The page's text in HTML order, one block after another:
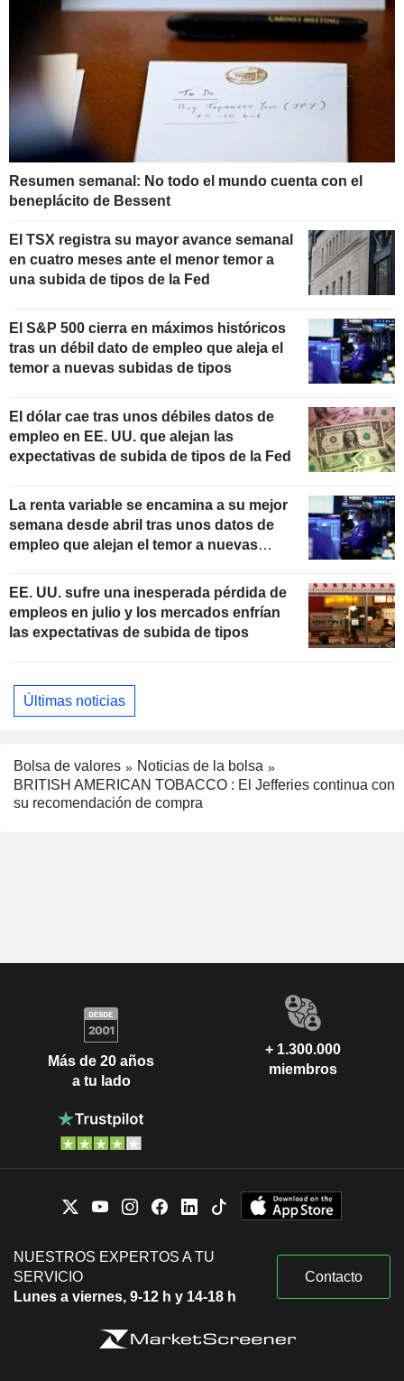
Resumen semanal: No todo el mundo cuenta con el
beneplácito de Bessent
El TSX registra su mayor avance semanal
en cuatro meses ante el menor temor a
una subida de tipos de la Fed
El S&P 500 cierra en máximos históricos
tras un débil dato de empleo que aleja el
temor a nuevas subidas de tipos
El dólar cae tras unos débiles datos de
empleo en EE. UU. que alejan las
expectativas de subida de tipos de la Fed
La renta variable se encamina a su mejor
semana desde abril tras unos datos de
empleo que alejan el temor a nuevas
EE. UU. sufre una inesperada pérdida de
empleos en julio y los mercados enfrían
las expectativas de subida de tipos
Últimas noticias
Bolsa de valores
Noticias de la bolsa
BRITISH AMERICAN TOBACCO : El Jefferies continua con
su recomendación de compra
Más de 20 años
a tu lado
+ 1.300.000
miembros
NUESTROS EXPERTOS A TU
SERVICIO
Lunes a viernes, 9-12 h y 14-18 h
Contacto